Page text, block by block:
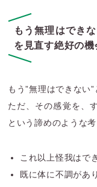
もう無理はでき
を見直す絶好の機
もう”無理はできない
ただ、その感覚を、
という諦めのような
これ以上怪我はで
既に体に不調があ